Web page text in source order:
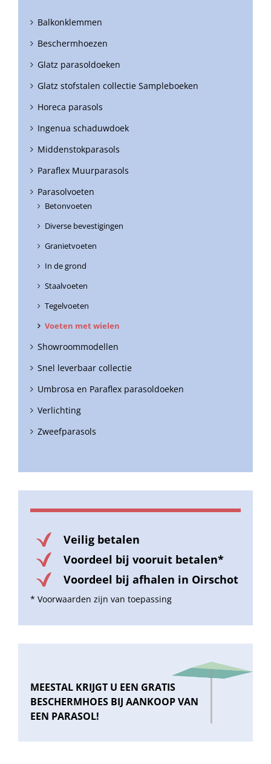
Balkonklemmen
Beschermhoezen
Glatz parasoldoeken
Glatz stofstalen collectie Sampleboeken
Horeca parasols
Ingenua schaduwdoek
Middenstokparasols
Paraflex Muurparasols
Parasolvoeten
Betonvoeten
Diverse bevestigingen
Granietvoeten
In de grond
Staalvoeten
Tegelvoeten
Voeten met wielen
Showroommodellen
Snel leverbaar collectie
Umbrosa en Paraflex parasoldoeken
Verlichting
Zweefparasols
Veilig betalen
Voordeel bij vooruit betalen*
Voordeel bij afhalen in Oirschot
* Voorwaarden zijn van toepassing
MEESTAL KRIJGT U EEN GRATIS
BESCHERMHOES BIJ AANKOOP VAN
EEN PARASOL!